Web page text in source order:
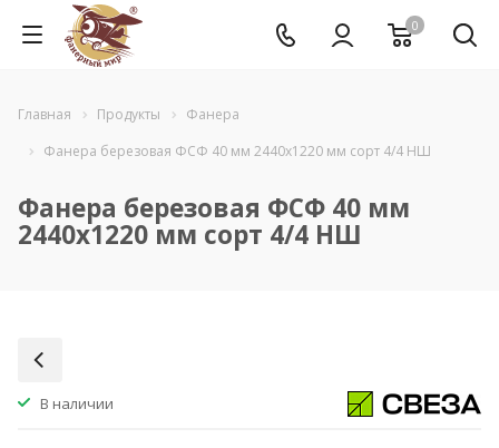
0
Главная Продукты
Фанера
Фанера березовая ФСФ 40 мм 2440x1220 мм сорт 4/4 НШ
Фанера березовая ФСФ 40 мм
2440x1220 мм сорт 4/4 НШ
В наличии